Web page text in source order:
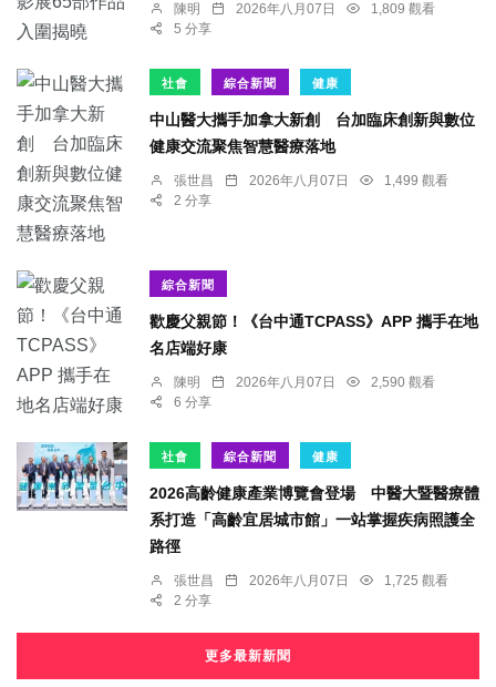
陳明 2026年八月07日
1,809 觀看
5 分享
社會 綜合新聞 健康
中山醫大攜手加拿大新創 台加臨床創新與數位
健康交流聚焦智慧醫療落地
張世昌 2026年八月07日
1,499 觀看
2 分享
綜合新聞
歡慶父親節！《台中通TCPASS》APP 攜手在地
名店端好康
陳明 2026年八月07日
2,590 觀看
6 分享
社會 綜合新聞 健康
2026高齡健康產業博覽會登場 中醫大暨醫療體
系打造「高齡宜居城市館」一站掌握疾病照護全
路徑
張世昌 2026年八月07日
1,725 觀看
2 分享
更多最新新聞